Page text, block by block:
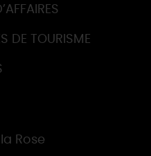
DE TOURISME
Rose